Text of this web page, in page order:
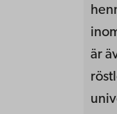
är